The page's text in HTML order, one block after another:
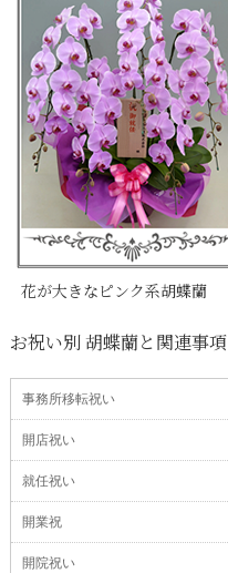
花が大きなピンク系胡蝶蘭
お祝い別 胡蝶蘭と関連事項
事務所移転祝い
開店祝い
就任祝い
開業祝
開院祝い